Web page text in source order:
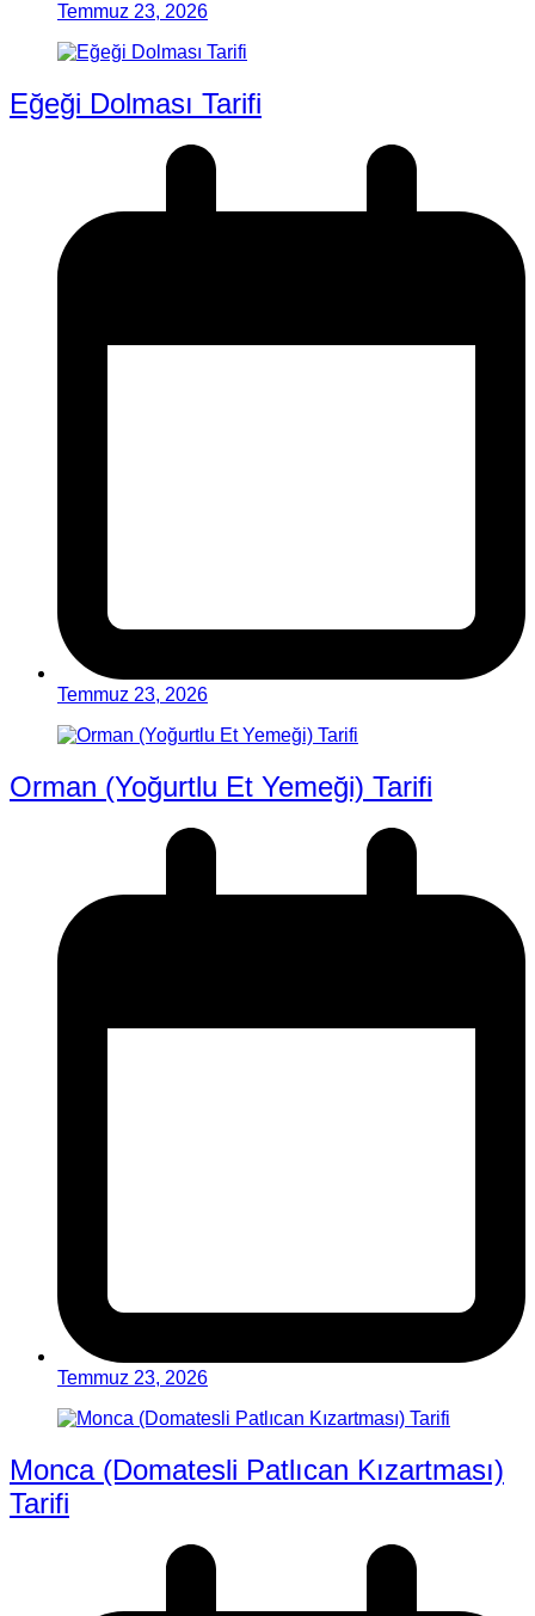
Temmuz 23, 2026
Eğeği Dolması Tarifi
Temmuz 23, 2026
Orman (Yoğurtlu Et Yemeği) Tarifi
Temmuz 23, 2026
Monca (Domatesli Patlıcan Kızartması)
Tarifi